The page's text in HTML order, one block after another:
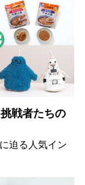
戦者たちの
迫る人気イン